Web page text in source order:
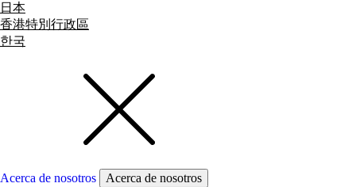
日本
香港特別行政區
한국
Acerca de nosotros
Acerca de nosotros